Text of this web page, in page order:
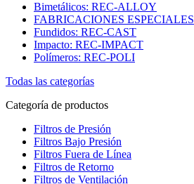
Bimetálicos: REC-ALLOY
FABRICACIONES ESPECIALES
Fundidos: REC-CAST
Impacto: REC-IMPACT
Polímeros: REC-POLI
Todas las categorías
Categoría de productos
Filtros de Presión
Filtros Bajo Presión
Filtros Fuera de Línea
Filtros de Retorno
Filtros de Ventilación